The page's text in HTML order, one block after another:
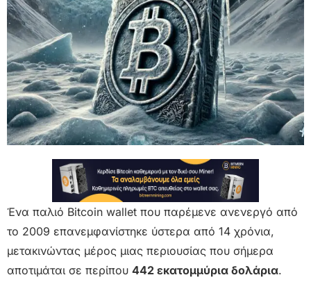
Ένα παλιό Bitcoin wallet που παρέμενε ανενεργό από
το 2009 επανεμφανίστηκε ύστερα από 14 χρόνια,
μετακινώντας μέρος μιας περιουσίας που σήμερα
αποτιμάται σε περίπου 442 εκατομμύρια δολάρια.